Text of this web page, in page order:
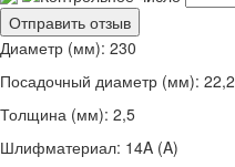
Диаметр (мм): 230
Посадочный диаметр (мм): 22,2
Толщина (мм): 2,5
Шлифматериал: 14A (A)